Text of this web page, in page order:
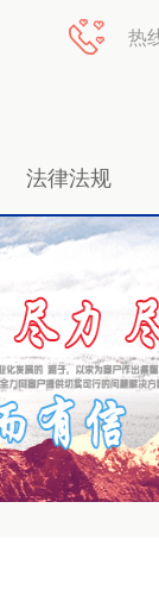
热
法律法规